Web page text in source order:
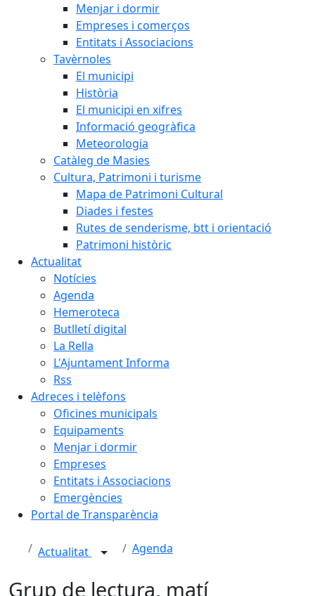
Menjar i dormir
Empreses i comerços
Entitats i Associacions
Tavèrnoles
El municipi
Història
El municipi en xifres
Informació geogràfica
Meteorologia
Catàleg de Masies
Cultura, Patrimoni i turisme
Mapa de Patrimoni Cultural
Diades i festes
Rutes de senderisme, btt i orientació
Patrimoni històric
Actualitat
Notícies
Agenda
Hemeroteca
Butlletí digital
La Rella
L'Ajuntament Informa
Rss
Adreces i telèfons
Oficines municipals
Equipaments
Menjar i dormir
Empreses
Entitats i Associacions
Emergències
Portal de Transparència
Actualitat Agenda
Grup de lectura, matí